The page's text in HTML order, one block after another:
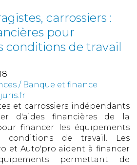
carrossiers :
pour
conditions de travail
/ Banque et finance
et carrossiers indépendants
d'aides financières de la
financer les équipements
conditions de travail. Les
et Auto'pro aident à financer
permettant de